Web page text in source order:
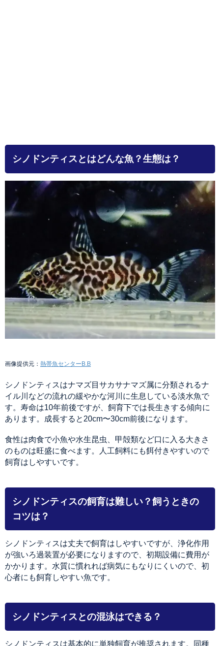
シノドンティスとはどんな魚？生態は？
画像提供元： 熱帯魚センターB.B
シノドンティスはナマズ目サカサナマズ属に分類されるナ
イル川などの流れの緩やかな河川に生息している淡水魚で
す。寿命は10年前後ですが、飼育下では長生きする傾向に
あります。成長すると20cm〜30cm前後になります。
食性は肉食で小魚や水生昆虫、甲殻類など口に入る大きさ
のものは旺盛に食べます。人工飼料にも餌付きやすいので
飼育はしやすいです。
シノドンティスの飼育は難しい？飼うときの
コツは？
シノドンティスは丈夫で飼育はしやすいですが、浄化作用
が強いろ過装置が必要になりますので、初期設備に費用が
かかります。水質に慣れれば病気にもなりにくいので、初
心者にも飼育しやすい魚です。
シノドンティスとの混泳はできる？
シノドンティスは基本的に単独飼育が推奨されます。同種